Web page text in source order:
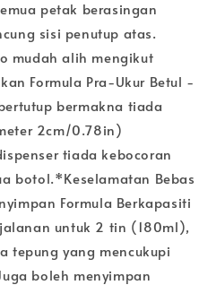
petak berasingan
sisi penutup atas.
mudah alih mengikut
Formula Pra-Ukur Betul -
bermakna tiada
2cm/0.78in)
tiada kebocoran
botol.*Keselamatan Bebas
Formula Berkapasiti
untuk 2 tin (180ml),
tepung yang mencukupi
boleh menyimpan